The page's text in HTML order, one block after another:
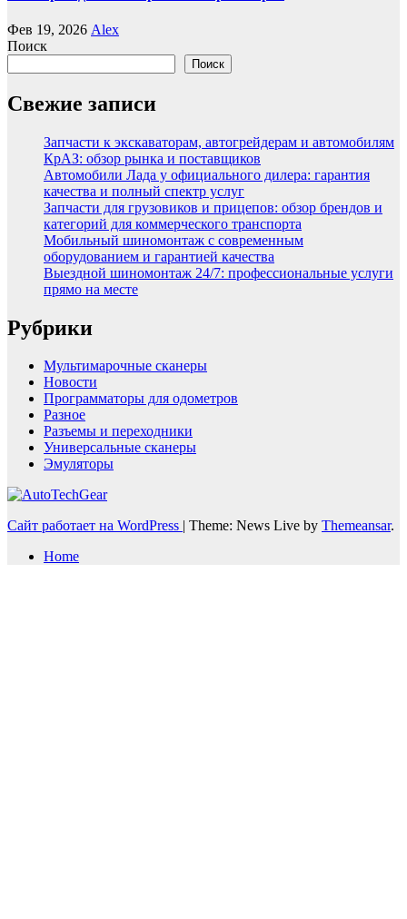
Фев 19, 2026 Alex
Поиск
Поиск
Свежие записи
Запчасти к экскаваторам, автогрейдерам и автомобилям
КрАЗ: обзор рынка и поставщиков
Автомобили Лада у официального дилера: гарантия
качества и полный спектр услуг
Запчасти для грузовиков и прицепов: обзор брендов и
категорий для коммерческого транспорта
Мобильный шиномонтаж с современным
оборудованием и гарантией качества
Выездной шиномонтаж 24/7: профессиональные услуги
прямо на месте
Рубрики
Мультимарочные сканеры
Новости
Программаторы для одометров
Разное
Разъемы и переходники
Универсальные сканеры
Эмуляторы
Сайт работает на WordPress | Theme: News Live by Themeansar.
Home